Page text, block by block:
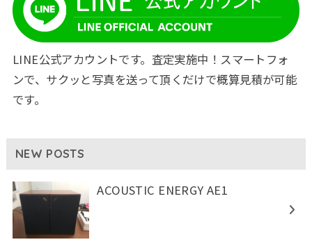
LINE公式アカウントです。査定実施中！スマートフォ
ンで、サクッと写真を送って頂くだけで概算見積が可能
です。
NEW POSTS
ACOUSTIC ENERGY AE1